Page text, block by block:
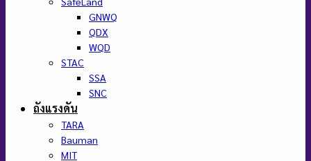
GNWQ
QDX
WQD
STAC
SSA
SNC
ถังแรงดัน
TARA
Bauman
MIT